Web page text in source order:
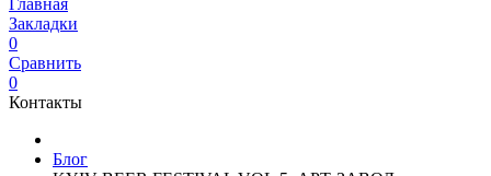
Главная
Закладки
0
Сравнить
0
Контакты
Блог